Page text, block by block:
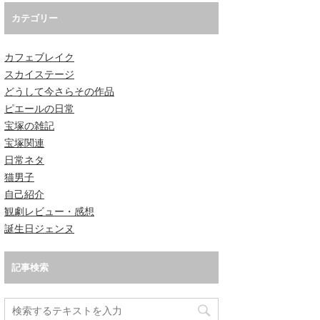
カテゴリー
カフェブレイク
スカイステージ
どうして今さらその作品
ピエールの日常
宝塚の雑記
宝塚関連
日常ネタ
猫男子
自己紹介
観劇レビュー・感想
誕生日ジェンヌ
記事検索